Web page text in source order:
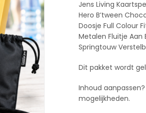
Jens Living
Hero B’tween
Doosje Full Colour
Metalen Fluitje Aan
Springtouw
Dit pakket wordt
Inhoud
mogelijkheden.